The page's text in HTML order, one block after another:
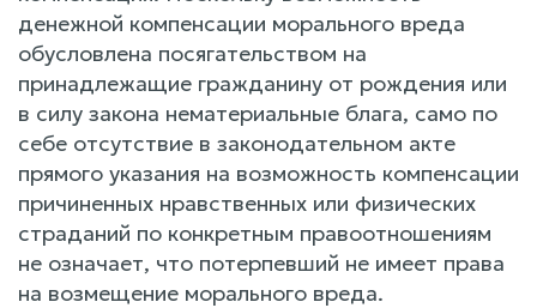
денежной компенсации морального вреда
обусловлена посягательством на
принадлежащие гражданину от рождения или
в силу закона нематериальные блага, само по
себе отсутствие в законодательном акте
прямого указания на возможность компенсации
причиненных нравственных или физических
страданий по конкретным правоотношениям
не означает, что потерпевший не имеет права
на возмещение морального вреда.